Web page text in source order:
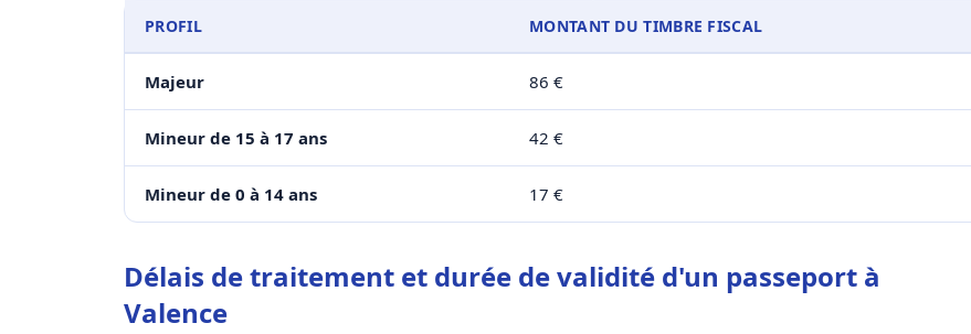
PROFIL MONTANT DU TIMBRE FISCAL
Majeur 86 €
Mineur de 15 à 17 ans 42 €
Mineur de 0 à 14 ans 17 €
Délais de traitement et durée de validité d'un passeport à
Valence